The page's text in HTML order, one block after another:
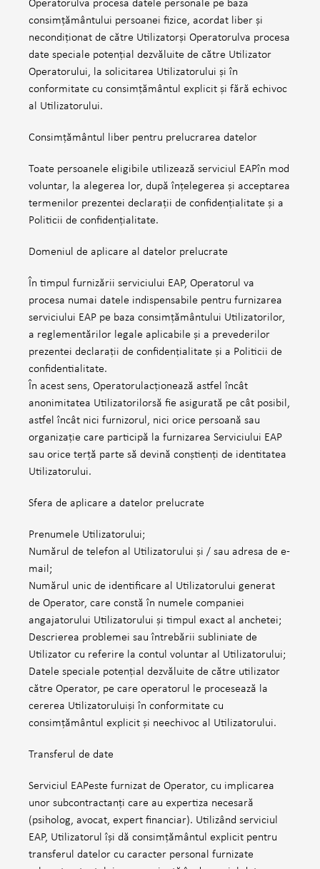
Operatorulva procesa datele personale pe baza
consimțământului persoanei fizice, acordat liber și
necondiționat de către Utilizatorși Operatorulva procesa
date speciale potențial dezvăluite de către Utilizator
Operatorului, la solicitarea Utilizatorului și în
conformitate cu consimțământul explicit și fără echivoc
al Utilizatorului.
Consimțământul liber pentru prelucrarea datelor
Toate persoanele eligibile utilizează serviciul EAPîn mod
voluntar, la alegerea lor, după înțelegerea și acceptarea
termenilor prezentei declarații de confidențialitate și a
Politicii de confidențialitate.
Domeniul de aplicare al datelor prelucrate
În timpul furnizării serviciului EAP, Operatorul va
procesa numai datele indispensabile pentru furnizarea
serviciului EAP pe baza consimțământului Utilizatorilor,
a reglementărilor legale aplicabile și a prevederilor
prezentei declarații de confidențialitate și a Politicii de
confidentialitate.
În acest sens, Operatorulacționează astfel încât
anonimitatea Utilizatorilorsă fie asigurată pe cât posibil,
astfel încât nici furnizorul, nici orice persoană sau
organizație care participă la furnizarea Serviciului EAP
sau orice terță parte să devină conștienți de identitatea
Utilizatorului.
Sfera de aplicare a datelor prelucrate
Prenumele Utilizatorului;
Numărul de telefon al Utilizatorului și / sau adresa de e-
mail;
Numărul unic de identificare al Utilizatorului generat
de Operator, care constă în numele companiei
angajatorului Utilizatorului și timpul exact al anchetei;
Descrierea problemei sau întrebării subliniate de
Utilizator cu referire la contul voluntar al Utilizatorului;
Datele speciale potențial dezvăluite de către utilizator
către Operator, pe care operatorul le procesează la
cererea Utilizatoruluiși în conformitate cu
consimțământul explicit și neechivoc al Utilizatorului.
Transferul de date
Serviciul EAPeste furnizat de Operator, cu implicarea
unor subcontractanți care au expertiza necesară
(psiholog, avocat, expert financiar). Utilizând serviciul
EAP, Utilizatorul își dă consimțământul explicit pentru
transferul datelor cu caracter personal furnizate